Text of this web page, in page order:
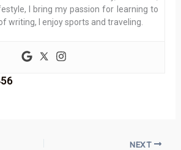
I bring my passion for learning to
writing, I enjoy sports and traveling.
NEXT